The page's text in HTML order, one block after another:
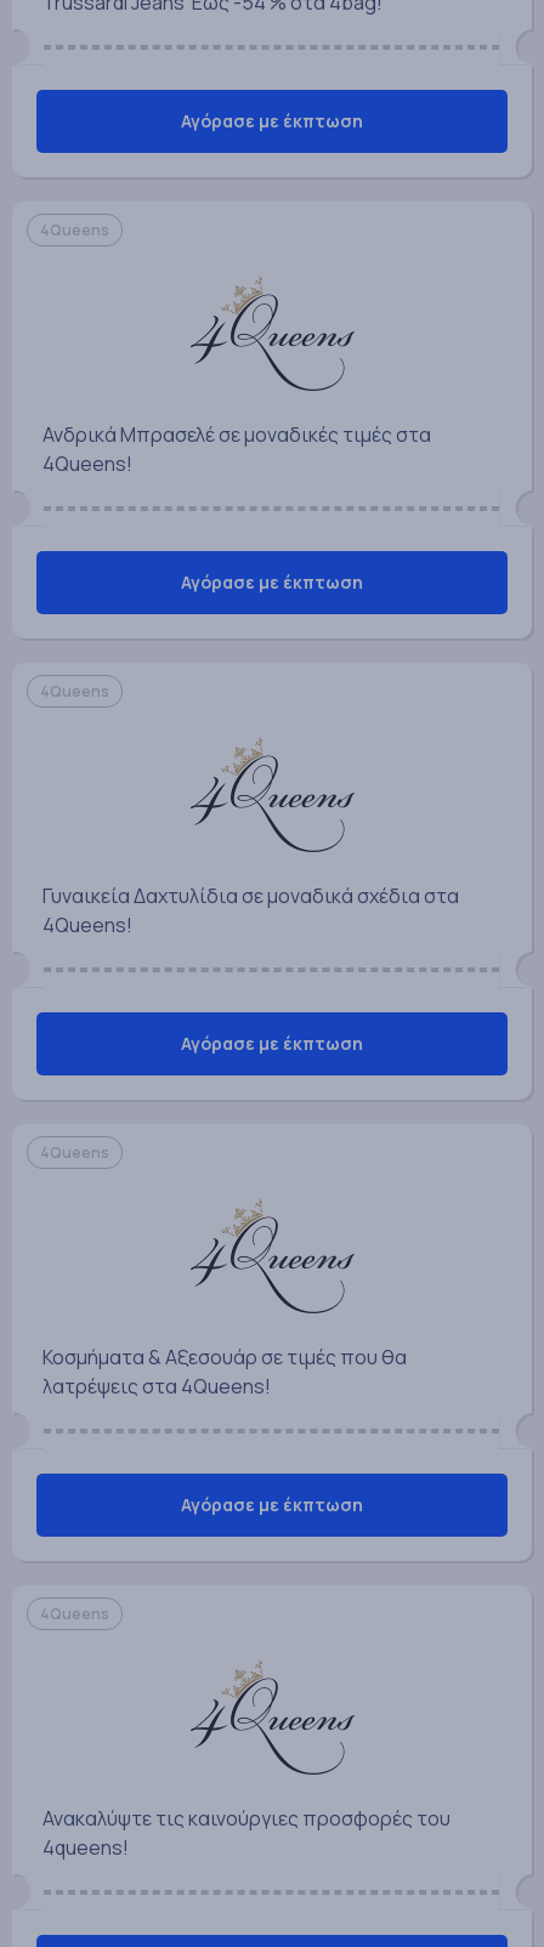
Αγόρασε με έκπτωση
4Queens
Ανδρικά Μπρασελέ σε μοναδικές τιμές στα
4Queens!
Αγόρασε με έκπτωση
4Queens
Γυναικεία Δαχτυλίδια σε μοναδικά σχέδια στα
4Queens!
Αγόρασε με έκπτωση
4Queens
Κοσμήματα & Αξεσουάρ σε τιμές που θα
λατρέψεις στα 4Queens!
Αγόρασε με έκπτωση
4Queens
Ανακαλύψτε τις καινούργιες προσφορές του
4queens!